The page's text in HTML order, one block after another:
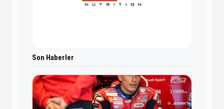
Son Haberler